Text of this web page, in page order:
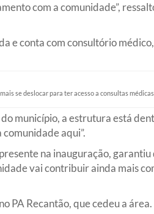
com a comunidade”,
e conta com consultório
se deslocar para ter acesso a consultas médicas
município, a estrutura está
aqui”.
na inauguração, garantiu
vai contribuir ainda mais
PA Recantão, que cedeu a área.